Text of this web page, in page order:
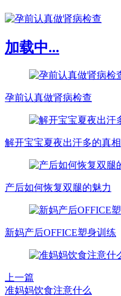
加载中...
孕前认真做肾病检查
解开宝宝夏夜出汗多的真相
产后如何恢复双腿的魅力
新妈产后OFFICE塑身训练
上一篇
准妈妈饮食注意什么